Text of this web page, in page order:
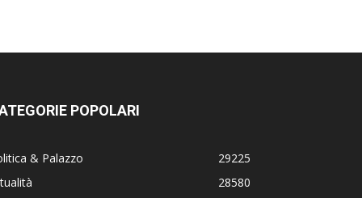
POPOLARI
& Palazzo
29225
28580